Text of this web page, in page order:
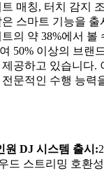
매칭, 터치 감지
스마트 기능을 출
의 약 38%에서 볼
50% 이상의 브랜
공하고 있습니다.
문적인 수행 능력
원 DJ 시스템 출시:
드 스트리밍 호환